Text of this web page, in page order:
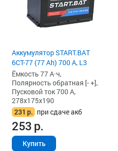
Аккумулятор START.BAT
6СТ-77 (77 Ah) 700 А, L3
Ёмкость 77 А·ч,
Полярность обратная [- +],
Пусковой ток 700 А,
278x175x190
231 р. при сдаче акб
253р.
Купить